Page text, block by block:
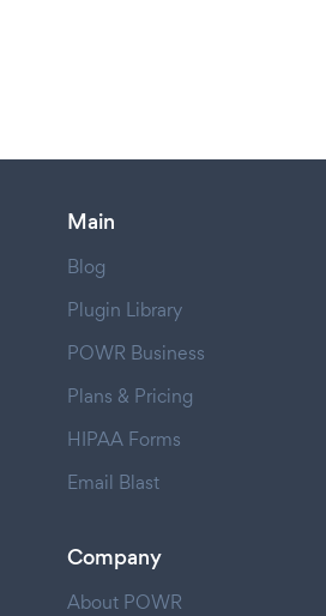
Main
Blog
Plugin Library
POWR Business
Plans & Pricing
HIPAA Forms
Email Blast
Company
About POWR